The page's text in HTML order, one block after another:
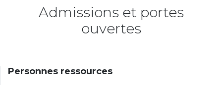
Admissions et portes
ouvertes
Personnes ressources